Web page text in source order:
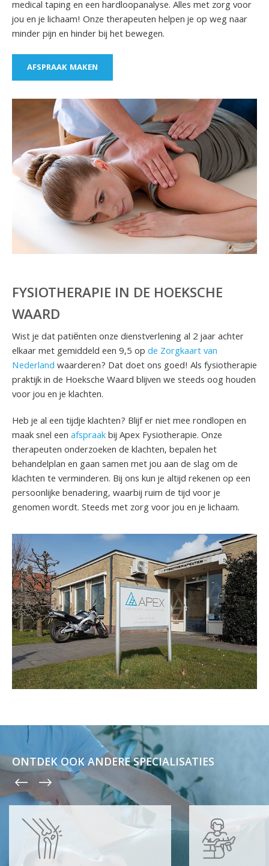
medical taping en een hardloopanalyse. Alles met zorg voor
jou en je lichaam! Onze therapeuten helpen je op weg naar
minder pijn en hinder bij het bewegen.
AFSPRAAK MAKEN
FYSIOTHERAPIE IN DE HOEKSCHE
WAARD
Wist je dat patiënten onze dienstverlening al 2 jaar achter
elkaar met gemiddeld een 9,5 opde Zorgkaart van
Nederlandwaarderen? Dat doet ons goed! Als fysiotherapie
praktijk in de Hoeksche Waard blijven we steeds oog houden
voor jou en je klachten.
Heb je al een tijdje klachten? Blijf er niet mee rondlopen en
maak snel eenafspraakbij Apex Fysiotherapie. Onze
therapeuten onderzoeken de klachten, bepalen het
behandelplan en gaan samen met jou aan de slag om de
klachten te verminderen. Bij ons kun je altijd rekenen op een
persoonlijke benadering, waarbij ruim de tijd voor je
genomen wordt. Steeds met zorg voor jou en je lichaam.
ONTDEK OOK ANDERE SPECIALISATIES